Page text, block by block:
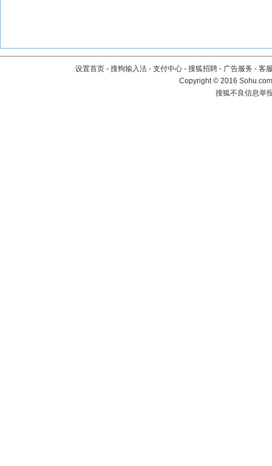
设置首页 - 搜狗输入法 - 支付中心 - 搜狐招聘 - 广告服务 - 客
Copyright©2016
搜狐不良信息举